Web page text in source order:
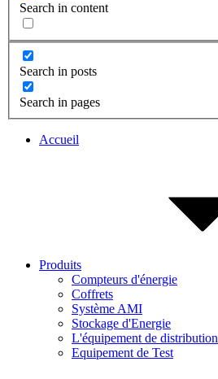
Search in content
Search in posts
Search in pages
Accueil
Produits
Compteurs d'énergie
Coffrets
Système AMI
Stockage d'Energie
L'équipement de distribution
Equipement de Test